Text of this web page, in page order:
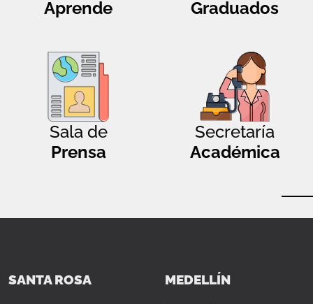
Aprende
Graduados
Sala de
Prensa
Secretaría
Académica
SANTA ROSA MEDELLÍN